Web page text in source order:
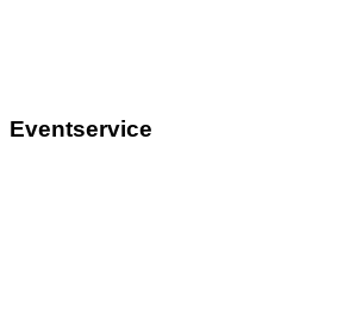
Eventservice